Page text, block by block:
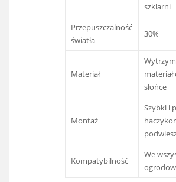
szklarni
Przepuszczalność
światła
30%
Materiał
słońce
Montaż
Szybki i
Kompatybilność
We